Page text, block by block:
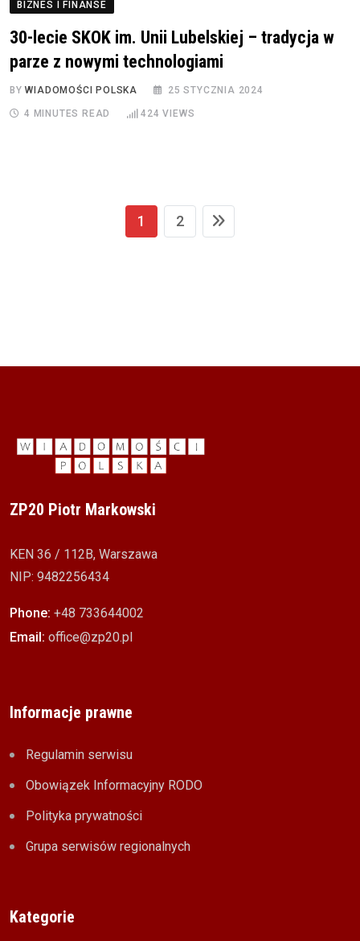
BIZNES I FINANSE
30-lecie SKOK im. Unii Lubelskiej – tradycja w
parze z nowymi technologiami
BYWIADOMOŚCI POLSKA 25 STYCZNIA 2024
4 MINUTES READ 424 VIEWS
1 2
ZP20 Piotr Markowski
KEN 36 / 112B, Warszawa
NIP: 9482256434
Phone: +48 733644002
Email: office@zp20.pl
Informacje prawne
Regulamin serwisu
Obowiązek Informacyjny RODO
Polityka prywatności
Grupa serwisów regionalnych
Kategorie